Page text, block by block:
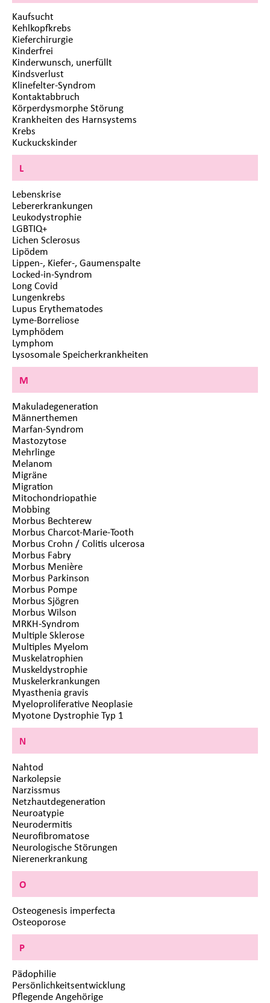
Kaufsucht
Kehlkopfkrebs
Kieferchirurgie
Kinderfrei
Kinderwunsch, unerfüllt
Kindsverlust
Klinefelter-Syndrom
Kontaktabbruch
Körperdysmorphe Störung
Krankheiten des Harnsystems
Krebs
Kuckuckskinder
L
Lebenskrise
Lebererkrankungen
Leukodystrophie
LGBTIQ+
Lichen Sclerosus
Lipödem
Lippen-, Kiefer-, Gaumenspalte
Locked-in-Syndrom
Long Covid
Lungenkrebs
Lupus Erythematodes
Lyme-Borreliose
Lymphödem
Lymphom
Lysosomale Speicherkrankheiten
M
Makuladegeneration
Männerthemen
Marfan-Syndrom
Mastozytose
Mehrlinge
Melanom
Migräne
Migration
Mitochondriopathie
Mobbing
Morbus Bechterew
Morbus Charcot-Marie-Tooth
Morbus Crohn / Colitis ulcerosa
Morbus Fabry
Morbus Menière
Morbus Parkinson
Morbus Pompe
Morbus Sjögren
Morbus Wilson
MRKH-Syndrom
Multiple Sklerose
Multiples Myelom
Muskelatrophien
Muskeldystrophie
Muskelerkrankungen
Myasthenia gravis
Myeloproliferative Neoplasie
Myotone Dystrophie Typ 1
N
Nahtod
Narkolepsie
Narzissmus
Netzhautdegeneration
Neuroatypie
Neurodermitis
Neurofibromatose
Neurologische Störungen
Nierenerkrankung
O
Osteogenesis imperfecta
Osteoporose
P
Pädophilie
Persönlichkeitsentwicklung
Pflegende Angehörige